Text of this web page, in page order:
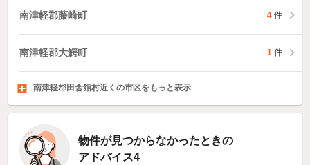
南津軽郡藤崎町 4 件
南津軽郡大鰐町 1 件
上北郡おいらせ町1件
三戸郡五戸町10件
三戸郡南部町1件
南津軽郡田舎館村近くの市区をもっと表示
物件が見つからなかったときの
アドバイス4